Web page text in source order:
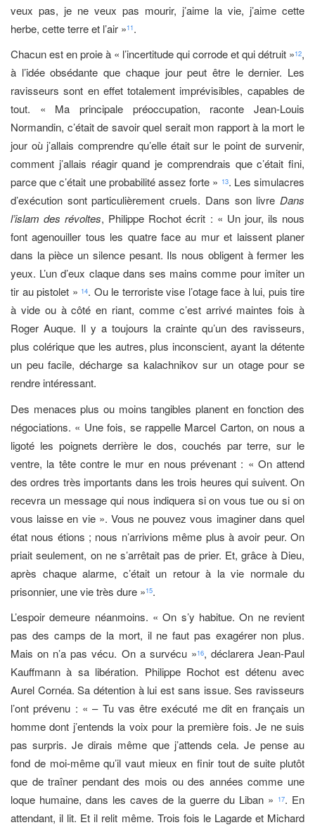
veux pas, je ne veux pas mourir, j’aime la vie, j’aime cette
herbe, cette terre et l’air »11.
Chacun est en proie à « l’incertitude qui corrode et qui détruit »12,
à l’idée obsédante que chaque jour peut être le dernier. Les
ravisseurs sont en effet totalement imprévisibles, capables de
tout. « Ma principale préoccupation, raconte Jean-Louis
Normandin, c’était de savoir quel serait mon rapport à la mort le
jour où j’allais comprendre qu’elle était sur le point de survenir,
comment j’allais réagir quand je comprendrais que c’était fini,
parce que c’était une probabilité assez forte » 13. Les simulacres
d’exécution sont particulièrement cruels. Dans son livre Dans
l’islam des révoltes, Philippe Rochot écrit : « Un jour, ils nous
font agenouiller tous les quatre face au mur et laissent planer
dans la pièce un silence pesant. Ils nous obligent à fermer les
yeux. L’un d’eux claque dans ses mains comme pour imiter un
tir au pistolet » 14. Ou le terroriste vise l’otage face à lui, puis tire
à vide ou à côté en riant, comme c’est arrivé maintes fois à
Roger Auque. Il y a toujours la crainte qu’un des ravisseurs,
plus colérique que les autres, plus inconscient, ayant la détente
un peu facile, décharge sa kalachnikov sur un otage pour se
rendre intéressant.
Des menaces plus ou moins tangibles planent en fonction des
négociations. « Une fois, se rappelle Marcel Carton, on nous a
ligoté les poignets derrière le dos, couchés par terre, sur le
ventre, la tête contre le mur en nous prévenant : « On attend
des ordres très importants dans les trois heures qui suivent. On
recevra un message qui nous indiquera si on vous tue ou si on
vous laisse en vie ». Vous ne pouvez vous imaginer dans quel
état nous étions ; nous n’arrivions même plus à avoir peur. On
priait seulement, on ne s’arrêtait pas de prier. Et, grâce à Dieu,
après chaque alarme, c’était un retour à la vie normale du
prisonnier, une vie très dure »15.
L’espoir demeure néanmoins. « On s’y habitue. On ne revient
pas des camps de la mort, il ne faut pas exagérer non plus.
Mais on n’a pas vécu. On a survécu »16, déclarera Jean-Paul
Kauffmann à sa libération. Philippe Rochot est détenu avec
Aurel Cornéa. Sa détention à lui est sans issue. Ses ravisseurs
l’ont prévenu : « – Tu vas être exécuté me dit en français un
homme dont j’entends la voix pour la première fois. Je ne suis
pas surpris. Je dirais même que j’attends cela. Je pense au
fond de moi-même qu’il vaut mieux en finir tout de suite plutôt
que de traîner pendant des mois ou des années comme une
loque humaine, dans les caves de la guerre du Liban » 17. En
attendant, il lit. Et il relit même. Trois fois le Lagarde et Michard